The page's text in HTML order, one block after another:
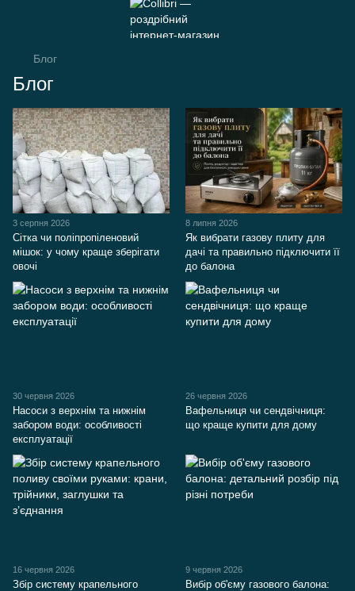
Блог
Блог
3 серпня 2026
Сітка чи поліпропіленовий
мішок: у чому краще зберігати
овочі
8 липня 2026
Як вибрати газову плиту для
дачі та правильно підключити її
до балона
30 червня 2026
Насоси з верхнім та нижнім
забором води: особливості
експлуатації
26 червня 2026
Вафельниця чи сендвічниця:
що краще купити для дому
16 червня 2026
Збір систему крапельного
9 червня 2026
Вибір об'єму газового балона: